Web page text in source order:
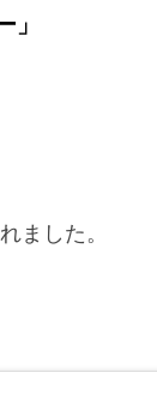
」
ました。